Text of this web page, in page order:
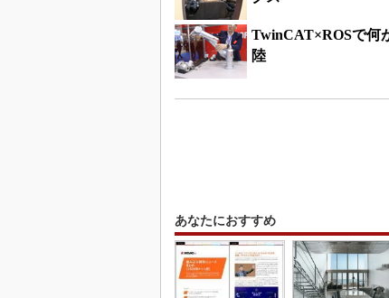
TwinCAT×ROSで何
陸
あなたにおすすめ